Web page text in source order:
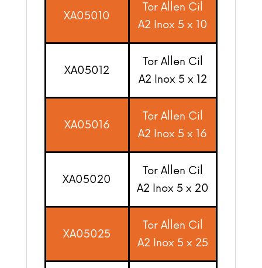
XA05010
Tor Allen Cil
A2 Inox 5 x 10
XA05012
Tor Allen Cil
A2 Inox 5 x 12
XA05016
Tor Allen Cil
A2 Inox 5 x 16
XA05020
Tor Allen Cil
A2 Inox 5 x 20
XA05025
Tor Allen Cil
A2 Inox 5 x 25